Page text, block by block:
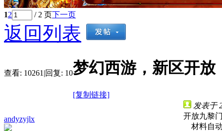
12 / 2 页下一页
返回列表
查看: 10261 |回复: 10梦幻西游，新区开放
[复制链接]
andyzyjlx
发表于
开放九黎
材料自